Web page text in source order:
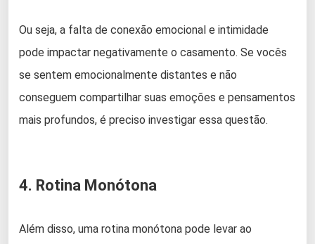
Ou seja, a falta de conexão emocional e intimidade
pode impactar negativamente o casamento. Se vocês
se sentem emocionalmente distantes e não
conseguem compartilhar suas emoções e pensamentos
mais profundos, é preciso investigar essa questão.
4. Rotina Monótona
Além disso, uma rotina monótona pode levar ao